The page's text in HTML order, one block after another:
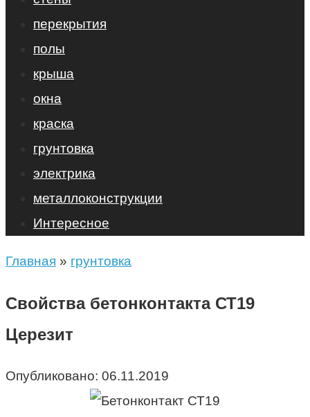
перекрытия
полы
крыша
окна
краска
грунтовка
электрика
металлоконструкции
Интересное
Главная » грунтовка
Свойства бетонконтакта СТ19
Церезит
Опубликовано: 06.11.2019